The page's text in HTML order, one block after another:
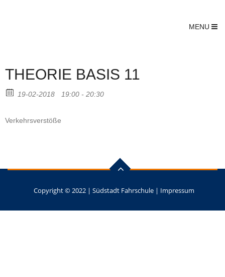
MENU
THEORIE BASIS 11
19-02-2018 19:00 - 20:30
Verkehrsverstöße
Copyright © 2022 | Südstadt Fahrschule | Impressum